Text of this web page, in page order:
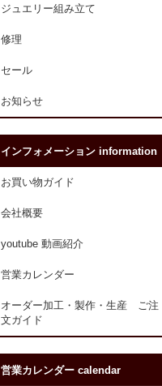
ジュエリー組み立て
修理
セール
お知らせ
インフォメーション information
お買い物ガイド
会社概要
youtube 動画紹介
営業カレンダー
オーダー加工・製作・生産 ご注
文ガイド
営業カレンダー calendar